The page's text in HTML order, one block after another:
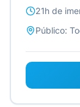
21h de
Público: